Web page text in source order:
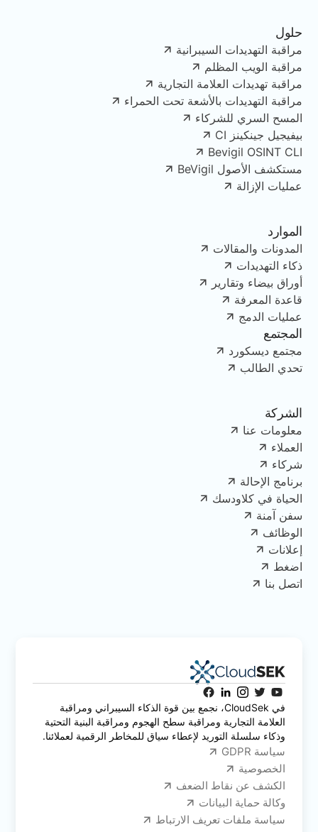
حلول
مراقبة التهديدات السيبرانية
مراقبة الويب المظلم
مراقبة تهديدات العلامة التجارية
مراقبة التهديدات بالأشعة تحت الحمراء
المسح السري للشركاء
بيفيجيل جينكينز CI
Bevigil OSINT CLI
مستكشف الأصول BeVigil
عمليات الإزالة
الموارد
المدونات والمقالات
ذكاء التهديدات
أوراق بيضاء وتقارير
قاعدة المعرفة
عمليات الدمج
المجتمع
مجتمع ديسكورد
تحدي الطالب
الشركة
معلومات عنا
العملاء
شركاء
برنامج الإحالة
الحياة في كلاودسك
سفن آمنة
الوظائف
إعلانات
اضغط
اتصل بنا
في CloudSek، نجمع بين قوة الذكاء السيبراني ومراقبة
العلامة التجارية ومراقبة سطح الهجوم ومراقبة البنية التحتية
وذكاء سلسلة التوريد لإعطاء سياق للمخاطر الرقمية لعملائنا.
سياسة GDPR
الخصوصية
الكشف عن نقاط الضعف
وكالة حماية البيانات
سياسة ملفات تعريف الارتباط